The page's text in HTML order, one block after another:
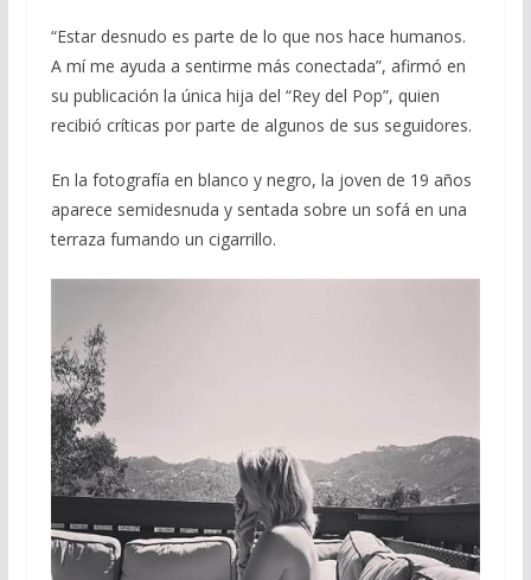
“Estar desnudo es parte de lo que nos hace humanos.
A mí me ayuda a sentirme más conectada”, afirmó en
su publicación la única hija del “Rey del Pop”, quien
recibió críticas por parte de algunos de sus seguidores.
En la fotografía en blanco y negro, la joven de 19 años
aparece semidesnuda y sentada sobre un sofá en una
terraza fumando un cigarrillo.